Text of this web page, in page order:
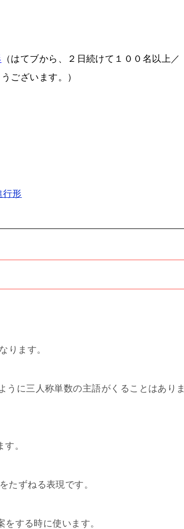
（はてブから、２日続けて１００名以上／
ございます。）
行形
ります。
に三人称単数の主語がくることはありま
。
ずねる表現です。
する時に使います。